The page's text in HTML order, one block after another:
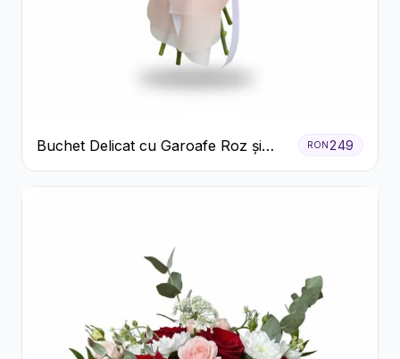
Buchet Delicat cu Garoafe Roz și
Crizanteme Albe
RON 249